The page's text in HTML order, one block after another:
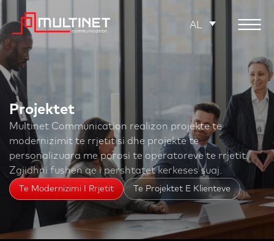
AL
Projektet
Multinet Communication realizon projekte te
modernizimit te rrjetit si dhe projekte te
personalizuara me porosi te operatoreve te rrjetit.
Zgjidhni fushen qe i pershtatet kerkeses suaj.
Te Modernizimi I Rrjetit Te Projektet E Klienteve